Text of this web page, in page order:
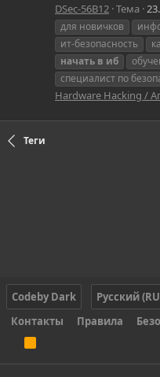
DSec-56B12 Тема
для новичков
ит-безопасность
начать в иб
специалист по
Hardware Hacking /
Теги
Codeby Dark
Русский
Контакты
Правила
S